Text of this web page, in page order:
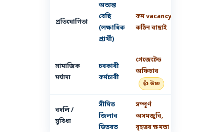
প্ৰতিযোগিতা
অত্যন্ত
বেছি
(লক্ষাধিক
প্ৰাৰ্থী)
কম vacancy,
কঠিন বাছাই
সামাজিক
মৰ্যাদা
চৰকাৰী
কৰ্মচাৰী
গেজেটেড
অফিচাৰ
👍 উচ্চ
বদলি /
সুবিধা
সীমিত
জিলাৰ
ভিতৰত
সম্পূৰ্ণ
অসমজুৰি,
বৃহত্তৰ ক্ষমতা